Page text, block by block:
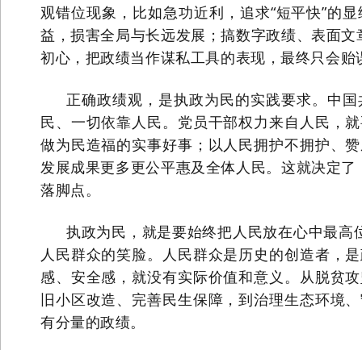
观错位现象，比如急功近利，追求“短平快”的
益，损害全局与长远发展；搞数字政绩、表面
初心，把政绩当作谋私工具的表现，最终只会
正确政绩观，是执政为民的实践要求。中
民、一切依靠人民。党员干部权力来自人民，
做为民造福的实事好事；以人民拥护不拥护、
发展成果更多更公平惠及全体人民。这就决定
落脚点。
执政为民，就是要始终把人民放在心中最高
人民群众的笑脸。人民群众是历史的创造者，
感、安全感，就没有实际价值和意义。从脱贫
旧小区改造、完善民生保障，到治理生态环境
有分量的政绩。